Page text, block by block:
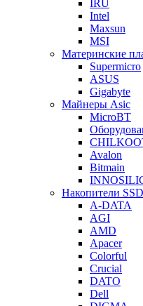
IRU
Intel
Maxsun
MSI
Материнские
Supermicro
ASUS
Gigabyte
Майнеры Asic
MicroBT
Avalon
Bitmain
Накопители SSD
A-DATA
AGI
AMD
Apacer
Colorful
Crucial
DATO
Dell